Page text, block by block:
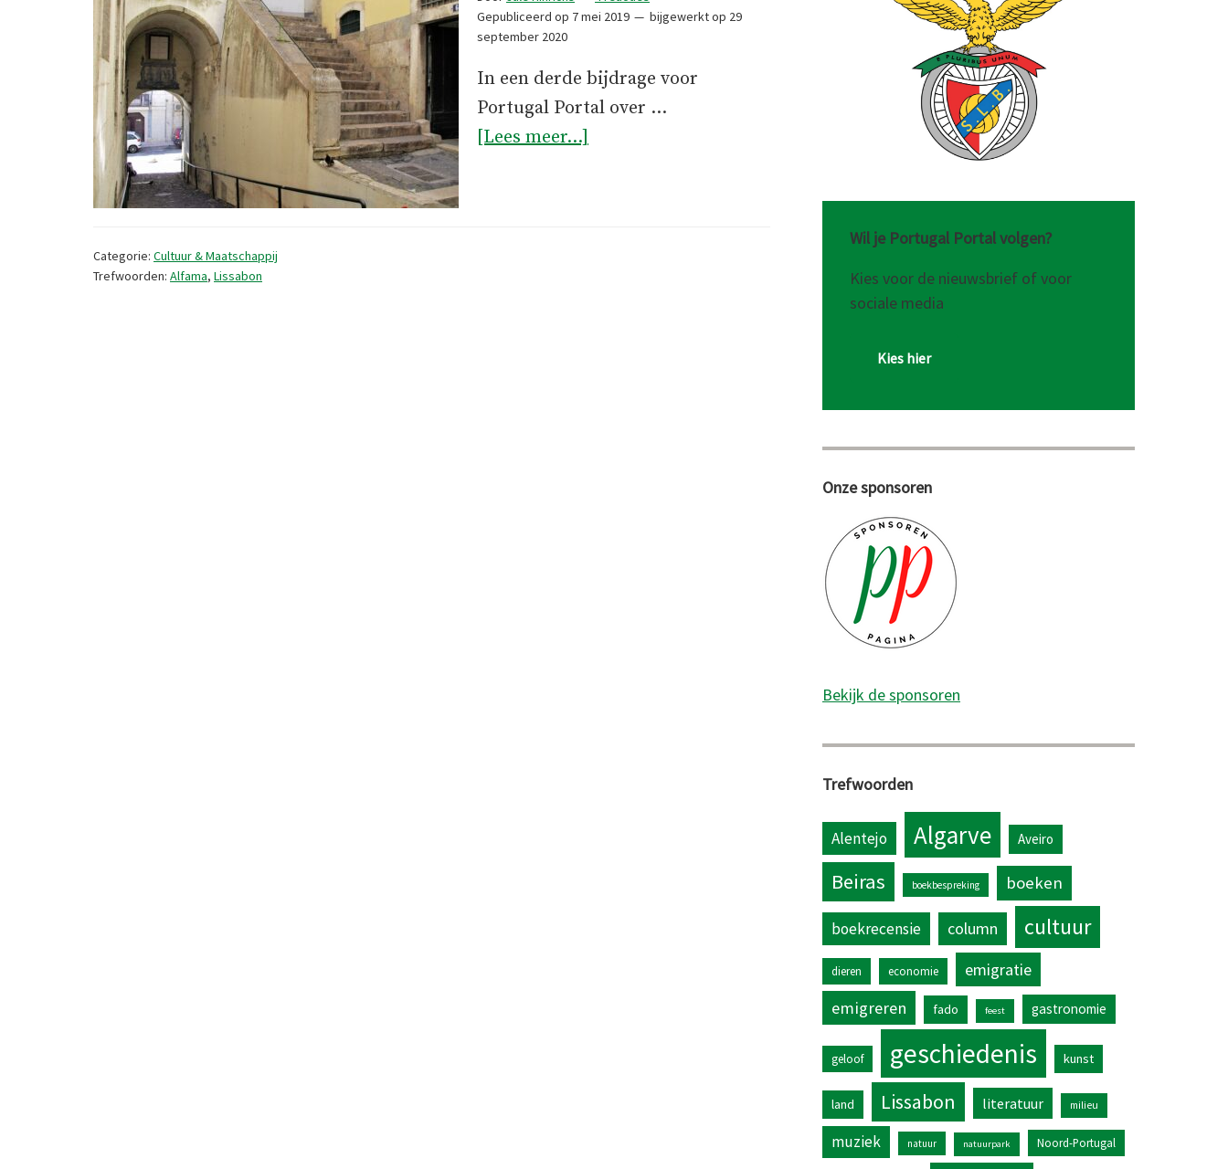
Gepubliceerd op 7 mei 2019 bijgewerkt op 29
september 2020
In een derde bijdrage voor
Portugal Portal over …
[Lees meer...]
Categorie: Cultuur & Maatschappij
Trefwoorden: Alfama, Lissabon
Wil je Portugal Portal volgen?
Kies voor de nieuwsbrief of voor
sociale media
Kies hier
Onze sponsoren
Bekijk de sponsoren
Trefwoorden
Alentejo Algarve Aveiro
Beiras boekbespreking boeken
boekrecensie column cultuur
dieren economie
emigratie
emigreren
fado feest gastronomie
geloof geschiedenis kunst
land Lissabon literatuur milieu
muziek natuur natuurpark Noord-Portugal